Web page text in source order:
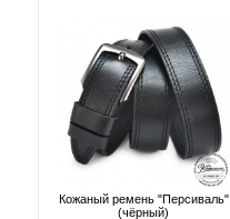
Кожаный ремень "Персиваль"
(чёрный)